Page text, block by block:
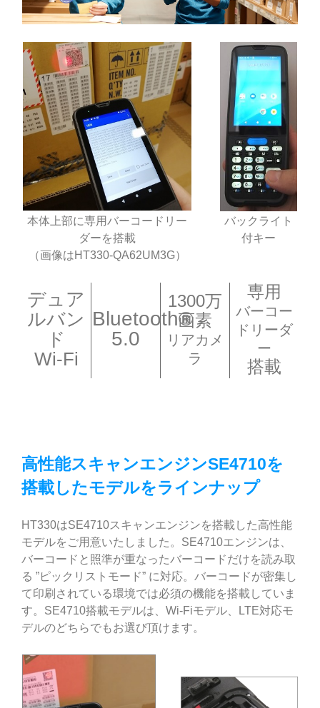
本体上部に専用バーコードリー
ダーを搭載
（画像はHT330-QA62UM3G）
バックライト
付キー
デュア
ルバン
ド
Wi-Fi
Bluetooth®
5.0
1300万
画素
リアカメ
ラ
専用
バーコー
ドリーダ
ー
搭載
高性能スキャンエンジンSE4710を
搭載したモデルをラインナップ
HT330はSE4710スキャンエンジンを搭載した高性能
モデルをご用意いたしました。SE4710エンジンは、
バーコードと照準が重なったバーコードだけを読み取
る ”ピックリストモード” に対応。バーコードが密集し
て印刷されている環境では必須の機能を搭載していま
す。SE4710搭載モデルは、Wi-Fiモデル、LTE対応モ
デルのどちらでもお選び頂けます。